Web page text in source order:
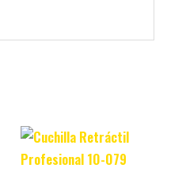
Original
price
was:
Current
price
is: